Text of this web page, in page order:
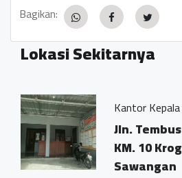
Bagikan:
Lokasi Sekitarnya
Kantor Kepala Desa Krogowanan
Jln. Tembus Blabak-Boyolali
KM. 10 Krogowanan,
Sawangan